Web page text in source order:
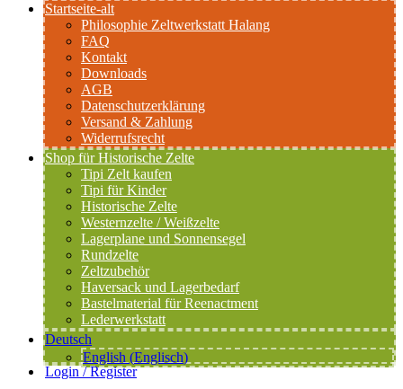
Startseite-alt
Philosophie Zeltwerkstatt Halang
FAQ
Kontakt
Downloads
AGB
Datenschutzerklärung
Versand & Zahlung
Widerrufsrecht
Shop für Historische Zelte
Tipi Zelt kaufen
Tipi für Kinder
Historische Zelte
Westernzelte / Weißzelte
Lagerplane und Sonnensegel
Rundzelte
Zeltzubehör
Haversack und Lagerbedarf
Bastelmaterial für Reenactment
Lederwerkstatt
Deutsch
English (Englisch)
Login / Register